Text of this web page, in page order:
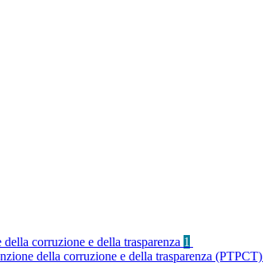
corruzione e della trasparenza 1
della corruzione e della trasparenza (PTPCT)